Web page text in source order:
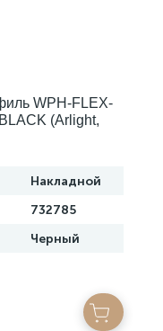
WPH-FLEX-
(Arlight,
Накладной
732785
Черный